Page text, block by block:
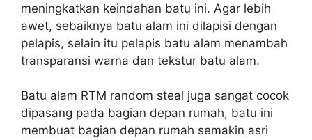
meningkatkan keindahan batu ini. Agar lebih
awet, sebaiknya batu alam ini dilapisi dengan
pelapis, selain itu pelapis batu alam menambah
transparansi warna dan tekstur batu alam.
Batu alam RTM random steal juga sangat cocok
dipasang pada bagian depan rumah, batu ini
membuat bagian depan rumah semakin asri